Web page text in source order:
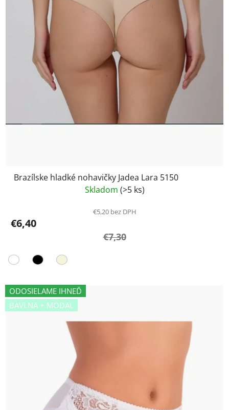
Brazílske hladké nohavičky Jadea Lara 5150
Skladom (>5 ks)
€5,20 bez DPH
€6,40
€7,30
ODOSIELAME IHNEĎ
BAVLNA + MODAL